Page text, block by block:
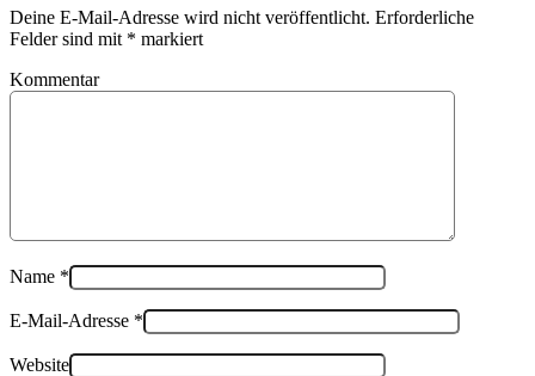
Deine E-Mail-Adresse wird nicht veröffentlicht. Erforderliche
Felder sind mit * markiert
Kommentar
Name *
E-Mail-Adresse *
Website